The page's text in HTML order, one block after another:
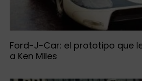
Ford-J-Car: el prototipo que
a Ken Miles